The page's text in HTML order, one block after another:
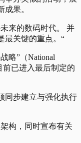
果。
来的数码时代。 并
最关键的重点。“
略”（National
前已进入最后制定的
同步建立与强化执行
构，同时宣布有关